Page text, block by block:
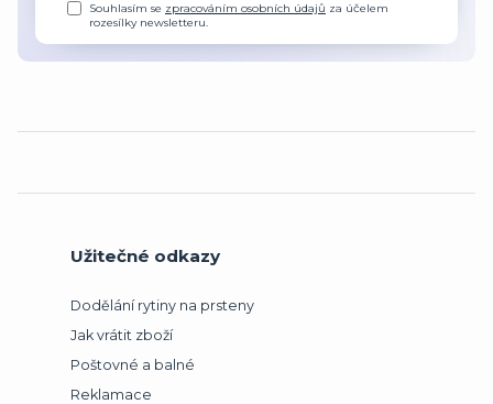
Souhlasím se zpracováním osobních údajů za účelem
rozesílky newsletteru.
Užitečné odkazy
Dodělání rytiny na prsteny
Jak vrátit zboží
Poštovné a balné
Reklamace